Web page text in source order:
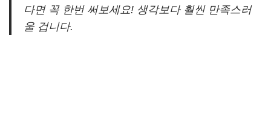
다면 꼭 한번 써보세요! 생각보다 훨씬 만족스러
울 겁니다.